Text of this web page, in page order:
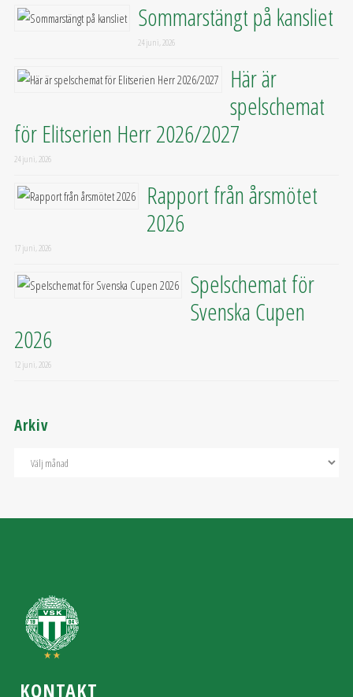
Sommarstängt på kansliet
24 juni, 2026
Här är
spelschemat
för Elitserien Herr 2026/2027
24 juni, 2026
Rapport från årsmötet
2026
17 juni, 2026
Spelschemat för
Svenska Cupen
2026
12 juni, 2026
Arkiv
KONTAKT